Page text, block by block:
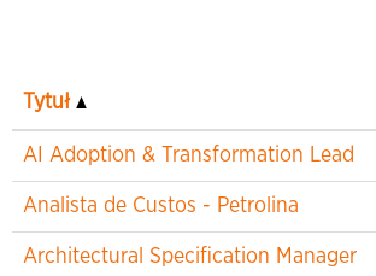
Tytuł
AI Adoption & Transformation Lead
Analista de Custos - Petrolina
Architectural Specification Manager